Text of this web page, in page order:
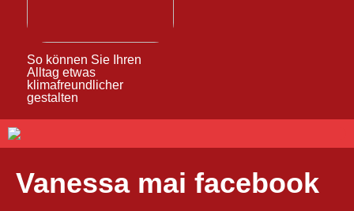
So können Sie Ihren
Alltag etwas
klimafreundlicher
gestalten
Vanessa mai facebook